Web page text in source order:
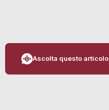
Ascolta questo articolo